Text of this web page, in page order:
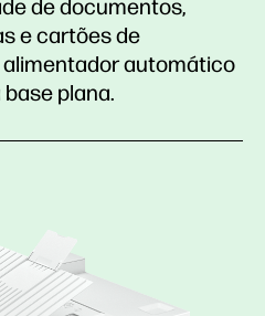
de documentos,
e cartões de
automático
plana.